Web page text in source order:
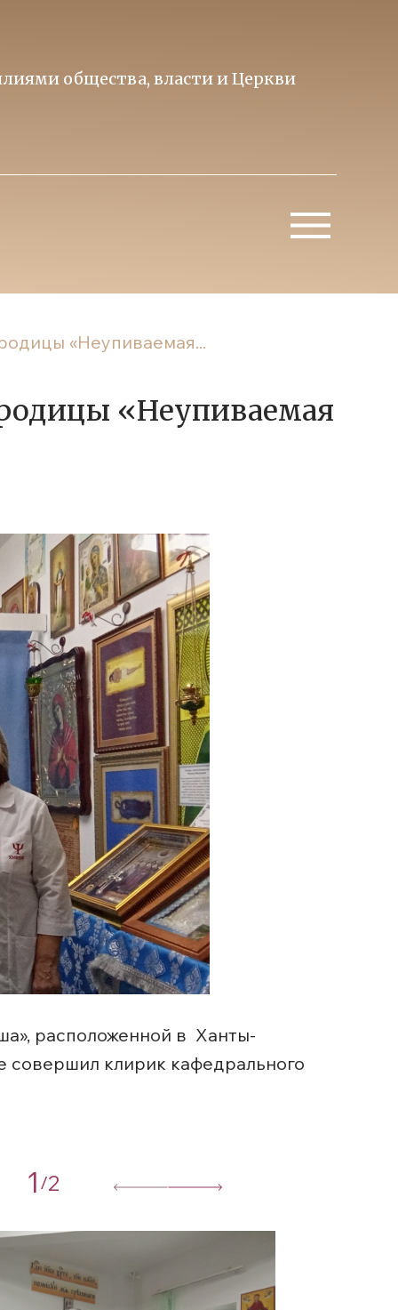
общества, власти и Церкви
«Неупиваемая...
«Неупиваемая
расположенной в Ханты-
совершил клирик кафедрального
1 /2